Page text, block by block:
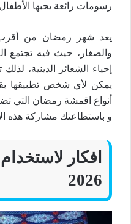
رسومات رائعة يحبها
يعد شهر رمضان من أقرب
والصغار، حيث فيه تجتمع
إحياء الشعائر الدينية،
يمكن لأي شخص تطبيقها
أنواع اقمشة رمضان التي
و باستطاعتك مشاركة هذه
افكار
2026